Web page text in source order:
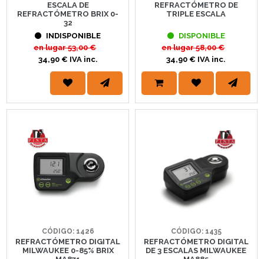
ESCALA DE
REFRACTÓMETRO BRIX 0-
32
INDISPONIBLE
en lugar53,00 €
34,90 € IVA inc.
REFRACTÓMETRO DE
TRIPLE ESCALA
DISPONIBLE
en lugar58,00 €
34,90 € IVA inc.
CÓDIGO: 1426
REFRACTÓMETRO DIGITAL
MILWAUKEE 0-85% BRIX
CÓDIGO: 1435
REFRACTÓMETRO DIGITAL
DE 3 ESCALAS MILWAUKEE